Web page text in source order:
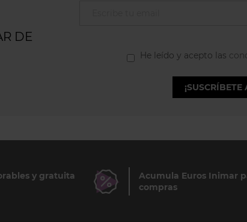
DE
He leído y acepto las
¡SUSCRÍBETE
y gratuita
Acumula Euros Inimar
compras